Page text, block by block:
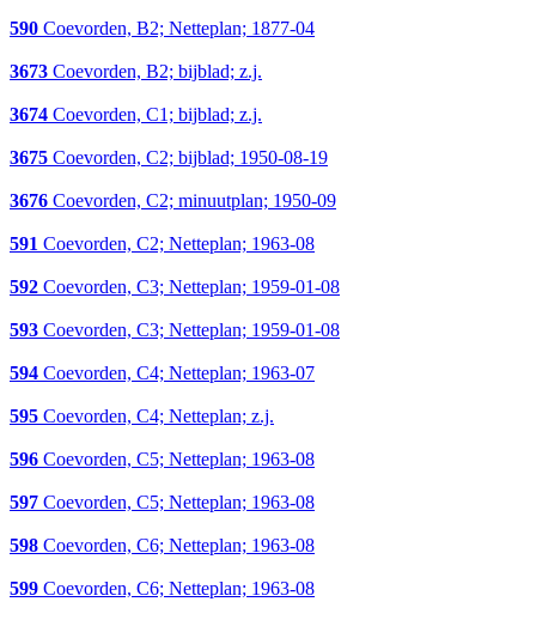
590 Coevorden, B2; Netteplan; 1877-04
3673 Coevorden, B2; bijblad; z.j.
3674 Coevorden, C1; bijblad; z.j.
3675 Coevorden, C2; bijblad; 1950-08-19
3676 Coevorden, C2; minuutplan; 1950-09
591 Coevorden, C2; Netteplan; 1963-08
592 Coevorden, C3; Netteplan; 1959-01-08
593 Coevorden, C3; Netteplan; 1959-01-08
594 Coevorden, C4; Netteplan; 1963-07
595 Coevorden, C4; Netteplan; z.j.
596 Coevorden, C5; Netteplan; 1963-08
597 Coevorden, C5; Netteplan; 1963-08
598 Coevorden, C6; Netteplan; 1963-08
599 Coevorden, C6; Netteplan; 1963-08